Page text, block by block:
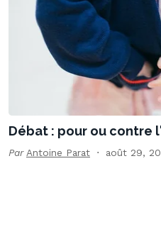
Débat : pour ou contre
Par Antoine Parat août 29,